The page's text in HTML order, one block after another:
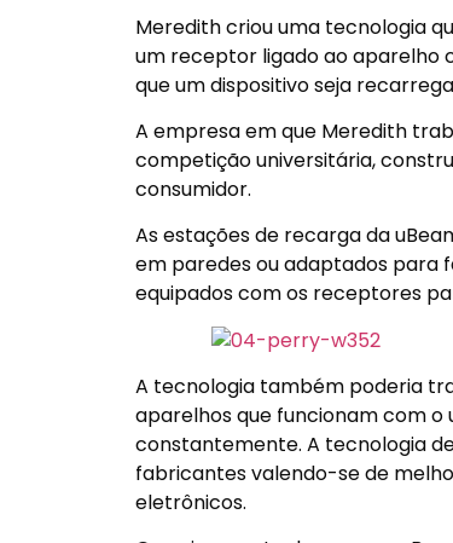
Meredith criou uma tecnologia
um receptor ligado ao aparelho
que um dispositivo seja
A empresa em que Meredith
competição universitária,
consumidor.
As estações de recarga da
em paredes ou adaptados para
equipados com os receptores
A tecnologia também poderia
aparelhos que funcionam com
constantemente. A tecnologia
fabricantes valendo-se de
eletrônicos.